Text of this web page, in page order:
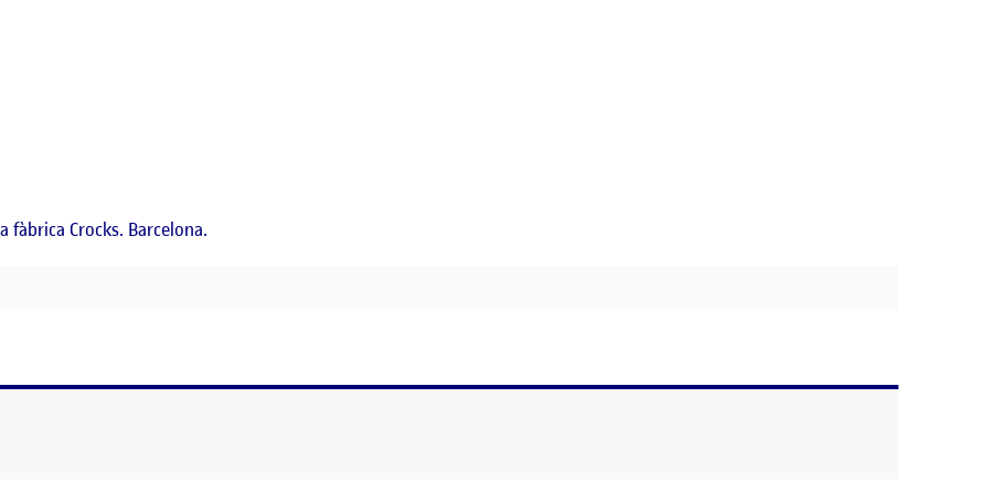
Crocks. Barcelona.